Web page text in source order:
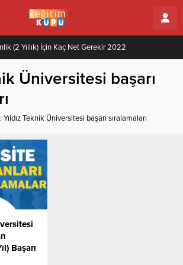
(2 Yıllık) İçin Kaç Net Gerekir 2022
Üniversitesi başarı
Yıldız Teknik Üniversitesi başarı sıralamaları
Başarı